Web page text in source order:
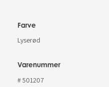
Farve
Lyserød
Varenummer
# 501207